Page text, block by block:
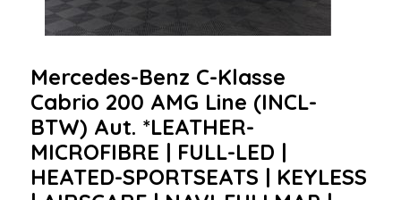
Mercedes-Benz C-Klasse
Cabrio 200 AMG Line (INCL-
BTW) Aut. *LEATHER-
MICROFIBRE | FULL-LED |
HEATED-SPORTSEATS | KEYLESS